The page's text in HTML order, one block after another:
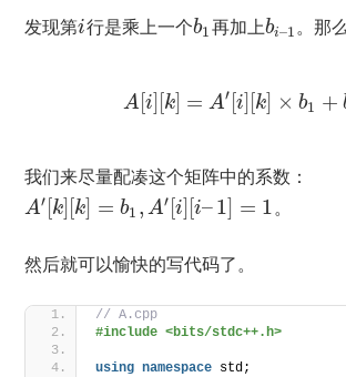
发现第i行是乘上一个b1再加上bi–1。那
A[i] [k] = A′[i] [k] × b1 +
我们来尽量配凑这个矩阵中的系数：
A′[k] [k] = b1 , A′ [i] [i–1] = 1。
然后就可以愉快的写代码了。
// A.cpp
#include <bits/stdc++.h>
using namespace std;